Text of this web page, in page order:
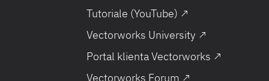
Tutoriale (YouTube) ↗
Vectorworks University ↗
Portal klienta Vectorworks ↗
Vectorworks Forum ↗